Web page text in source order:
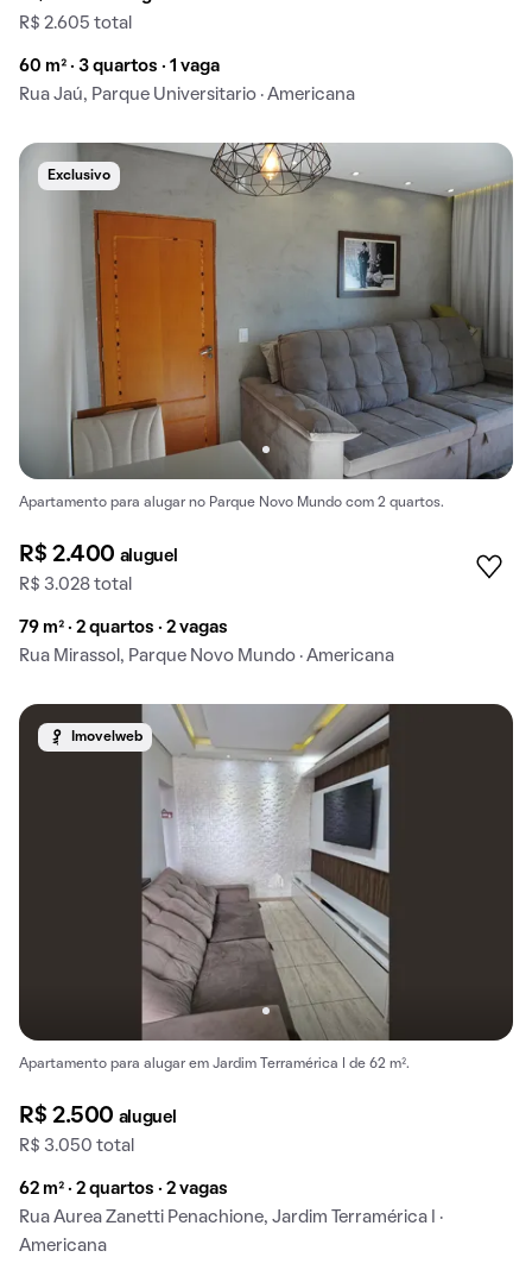
R$ 2.605 total
60 m² · 3 quartos · 1 vaga
Rua Jaú, Parque Universitario · Americana
Exclusivo
Apartamento para alugar no Parque Novo Mundo com 2 quartos.
R$ 2.400 aluguel
R$ 3.028 total
79 m² · 2 quartos · 2 vagas
Rua Mirassol, Parque Novo Mundo · Americana
Imovelweb
Apartamento para alugar em Jardim Terramérica I de 62 m².
R$ 2.500 aluguel
R$ 3.050 total
62 m² · 2 quartos · 2 vagas
Rua Aurea Zanetti Penachione, Jardim Terramérica I ·
Americana